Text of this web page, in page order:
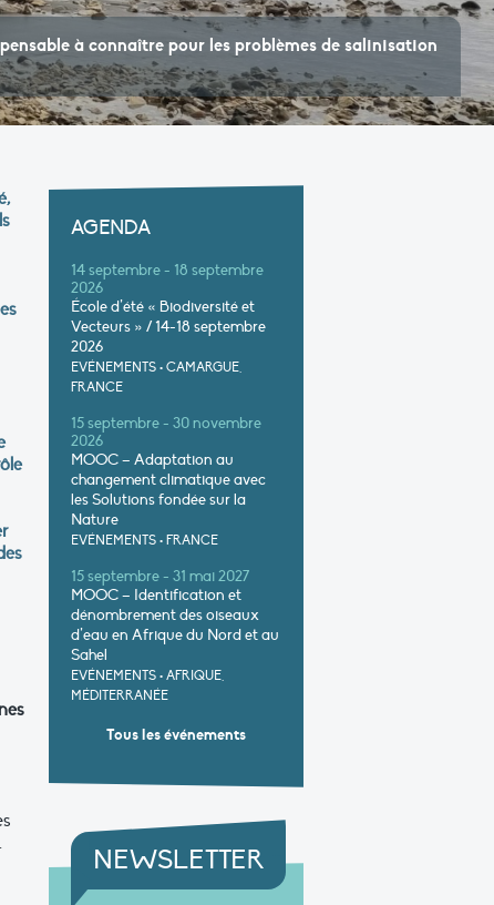
à connaître pour les problèmes de salinisation
AGENDA
14 septembre - 18 septembre
2026
École d’été « Biodiversité et
Vecteurs » / 14-18 septembre
2026
EVÉNEMENTS • CAMARGUE,
FRANCE
15 septembre - 30 novembre
2026
MOOC – Adaptation au
changement climatique avec
les Solutions fondée sur la
Nature
EVÉNEMENTS • FRANCE
15 septembre - 31 mai 2027
MOOC – Identification et
dénombrement des oiseaux
d’eau en Afrique du Nord et au
Sahel
EVÉNEMENTS • AFRIQUE,
MÉDITERRANÉE
Tous les événements
NEWSLETTER